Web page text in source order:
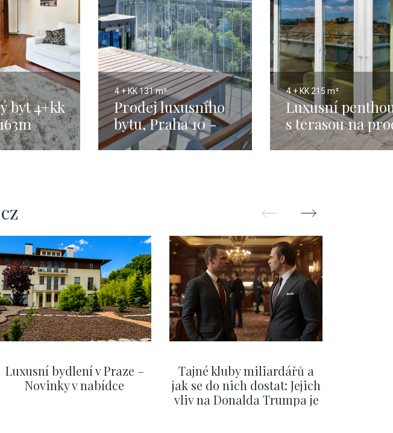
byt 4+kk
4 + KK131 m²
Prodej luxusního
bytu, Praha 10 -
131m
4 + KK215 m²
Luxusní
s terasou na
- Praha 215m
Luxusní bydlení v Praze –
Novinky v nabídce
Tajné kluby miliardářů a
jak se do nich dostat: Jejich
vliv na Donalda Trumpa je